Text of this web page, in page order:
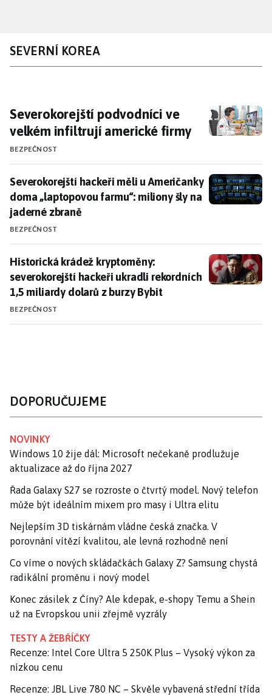
obsahu
SEVERNÍ KOREA
Severokorejští podvodníci ve velkém
Severokorejští podvodníci ve
velkém infiltrují americké firmy
BEZPEČNOST
Severokorejští hackeři měli u Američanky doma
Severokorejští hackeři měli u Američanky
doma „laptopovou farmu“: miliony šly na
jaderné zbraně
BEZPEČNOST
Historická krádež kryptoměny: severokorejští
Historická krádež kryptoměny:
severokorejští hackeři ukradli rekordních
1,5 miliardy dolarů z burzy Bybit
BEZPEČNOST
DOPORUČUJEME
NOVINKY
Windows 10 žije dál: Microsoft nečekaně prodlužuje
aktualizace až do října 2027
Řada Galaxy S27 se rozroste o čtvrtý model. Nový telefon
může být ideálním mixem pro masy i Ultra elitu
Nejlepším 3D tiskárnám vládne česká značka. V
porovnání vítězí kvalitou, ale levná rozhodně není
Co víme o nových skládačkách Galaxy Z? Samsung chystá
radikální proměnu i nový model
Konec zásilek z Číny? Ale kdepak, e-shopy Temu a Shein
už na Evropskou unii zřejmě vyzrály
TESTY A ŽEBŘÍČKY
Recenze: Intel Core Ultra 5 250K Plus – Vysoký výkon za
nízkou cenu
Recenze: JBL Live 780 NC – Skvěle vybavená střední třída